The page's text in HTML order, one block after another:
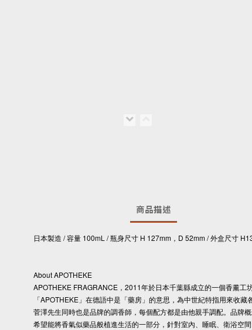
商品描述
日本製造 / 容量 100mL / 瓶身尺寸 H 127mm，D 52mm / 外盒尺寸
About APOTHEKE
APOTHEKE FRAGRANCE，2011年於日本千葉縣成立的一個香薰工坊
「APOTHEKE」在德語中是「藥房」的意思，為中世紀特指用來收
菅澤先生同時也是品牌的調香師，每個配方都是由他親手調配。品牌
希望能將香氣似藥品般植進生活的一部分，針對室內、睡眠、衛浴空